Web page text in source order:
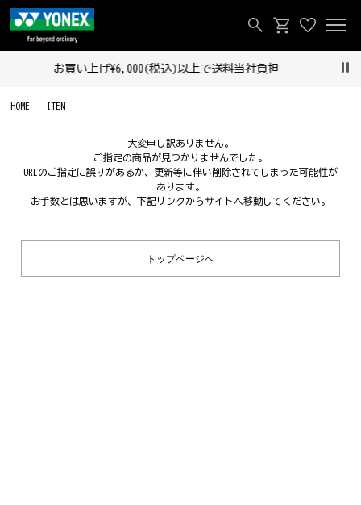
お買い上げ¥6,000(税込)以上で送料当社負担
HOME ITEM
大変申し訳ありません。
ご指定の商品が見つかりませんでした。
URLのご指定に誤りがあるか、更新等に伴い削除されてしまった可能性が
あります。
お手数とは思いますが、下記リンクからサイトへ移動してください。
トップページへ